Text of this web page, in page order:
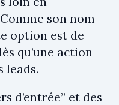
son nom
option est de
qu’une action
leads.
d’entrée” et des